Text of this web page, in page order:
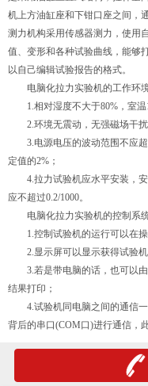
机上方油缸座和下钳口座之间，
测力机构采用传感器测力，使用
值、变形和各种试验曲线，能够
以自己编辑试验报告的格式。
电脑化拉力实验机的工作环境
1.相对湿度不大于80%，室温
2.环境无震动，无强磁场干扰
3.电源电压的波动范围不应超
定值的2%；
4.拉力试验机应水平安装，安
应不超过0.2/1000。
电脑化拉力实验机的控制系统
1.控制试验机的运行可以在操
2.显示屏可以显示获得试验机
3.若是带电脑的话，也可以由
结果打印；
4.试验机同电脑之间的通信一
背后的串口(COM口)进行通信，